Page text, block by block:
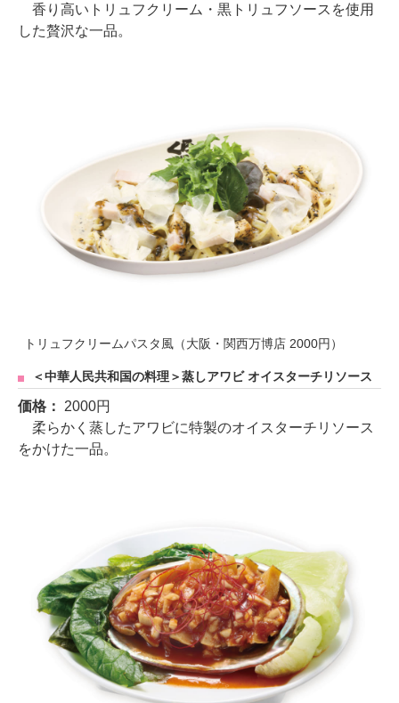
香り高いトリュフクリーム・黒トリュフソースを使用
した贅沢な一品。
トリュフクリームパスタ風（大阪・関西万博店 2000円）
＜中華人民共和国の料理＞蒸しアワビ オイスターチリソース
価格： 2000円
柔らかく蒸したアワビに特製のオイスターチリソース
をかけた一品。